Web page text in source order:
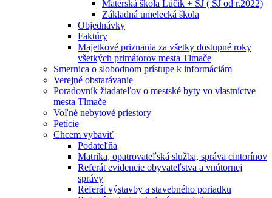
Materská škola Lúčik + ŠJ ( ŠJ od r.2022)
Základná umelecká škola
Objednávky
Faktúry
Majetkové priznania za všetky dostupné roky
všetkých primátorov mesta Tlmače
Smernica o slobodnom prístupe k informáciám
Verejné obstarávanie
Poradovník žiadateľov o mestské byty vo vlastníctve
mesta Tlmače
Voľné nebytové priestory
Petície
Chcem vybaviť
Podateľňa
Matrika, opatrovateľská služba, správa cintorínov
Referát evidencie obyvateľstva a vnútornej
správy
Referát výstavby a stavebného poriadku